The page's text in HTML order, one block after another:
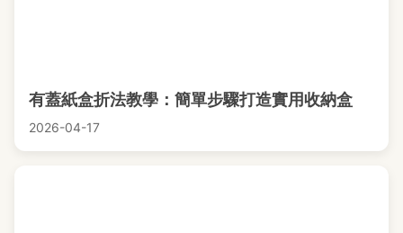
有蓋紙盒折法教學：簡單步驟打造實用收納盒
2026-04-17